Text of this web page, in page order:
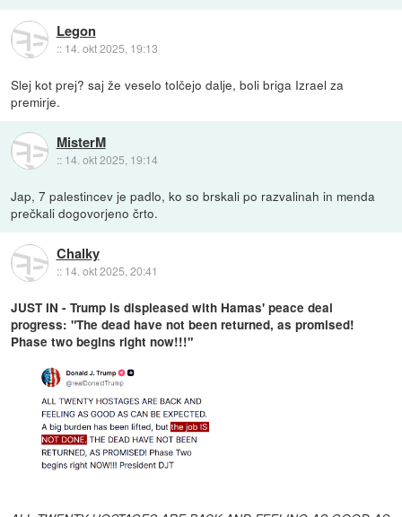
Legon
:: 14. okt 2025, 19:13
Slej kot prej? saj že veselo tolčejo dalje, boli briga Izrael za
premirje.
MisterM
:: 14. okt 2025, 19:14
Jap, 7 palestincev je padlo, ko so brskali po razvalinah in menda
prečkali dogovorjeno črto.
Chalky
:: 14. okt 2025, 20:41
JUST IN - Trump is displeased with Hamas' peace deal
progress: "The dead have not been returned, as promised!
Phase two begins right now!!!"